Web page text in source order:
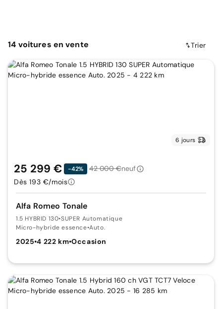
14 voitures en vente Trier
6 jours
Alfa Romeo Tonale
1.5 HYBRID 130•SUPER Automatique
Micro-hybride essence•Auto.
2025•4 222 km•Occasion
25 299 € -42% 42 000 €neuf
Dès 193 €/mois